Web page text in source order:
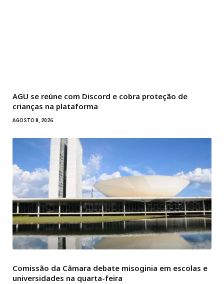
AGU se reúne com Discord e cobra proteção de
crianças na plataforma
AGOSTO 8, 2026
Comissão da Câmara debate misoginia em escolas e
universidades na quarta-feira